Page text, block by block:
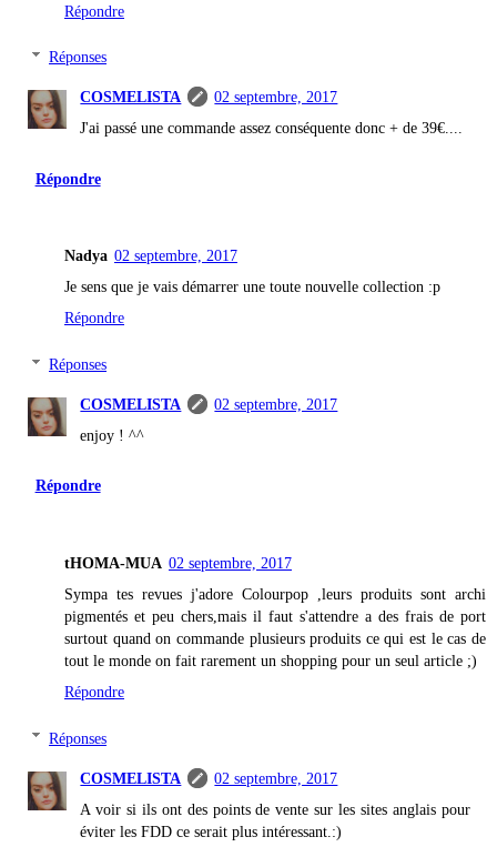
Répondre
Réponses
COSMELISTA
02 septembre, 2017
J'ai passé une commande assez conséquente donc + de 39€....
Répondre
Nadya 02 septembre, 2017
Je sens que je vais démarrer une toute nouvelle collection :p
Répondre
Réponses
COSMELISTA
02 septembre, 2017
enjoy ! ^^
Répondre
tHOMA-MUA 02 septembre, 2017
Sympa tes revues j'adore Colourpop ,leurs produits sont archi
pigmentés et peu chers,mais il faut s'attendre a des frais de port
surtout quand on commande plusieurs produits ce qui est le cas de
tout le monde on fait rarement un shopping pour un seul article ;)
Répondre
Réponses
COSMELISTA
02 septembre, 2017
A voir si ils ont des points de vente sur les sites anglais pour
éviter les FDD ce serait plus intéressant.:)